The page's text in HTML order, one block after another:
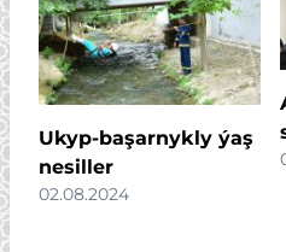
Ukyp-başarnykly ýaş
nesiller
02.08.2024